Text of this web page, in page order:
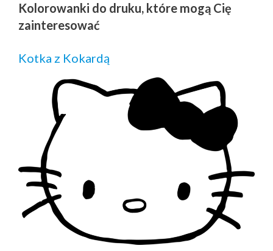
Kolorowanki do druku, które mogą Cię
zainteresować
Kotka z Kokardą